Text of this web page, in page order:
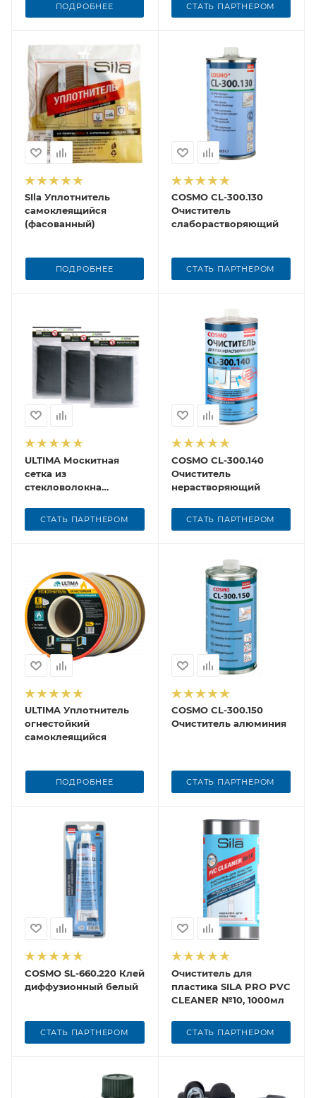
ПОДРОБНЕЕ СТАТЬ ПАРТНЕРОМ
SIla Уплотнитель
самоклеящийся
(фасованный)
ПОДРОБНЕЕ
COSMO CL-300.130
Очиститель
слаборастворяющий
СТАТЬ ПАРТНЕРОМ
ULTIMA Москитная
сетка из
стекловолокна
СТАТЬ ПАРТНЕРОМ
COSMO CL-300.140
Очиститель
нерастворяющий
СТАТЬ ПАРТНЕРОМ
ULTIMA Уплотнитель
огнестойкий
самоклеящийся
ПОДРОБНЕЕ
COSMO CL-300.150
Очиститель алюминия
СТАТЬ ПАРТНЕРОМ
COSMO SL-660.220 Клей
диффузионный белый
СТАТЬ ПАРТНЕРОМ
Очиститель для
пластика SILA PRO PVC
CLEANER №10, 1000мл
СТАТЬ ПАРТНЕРОМ